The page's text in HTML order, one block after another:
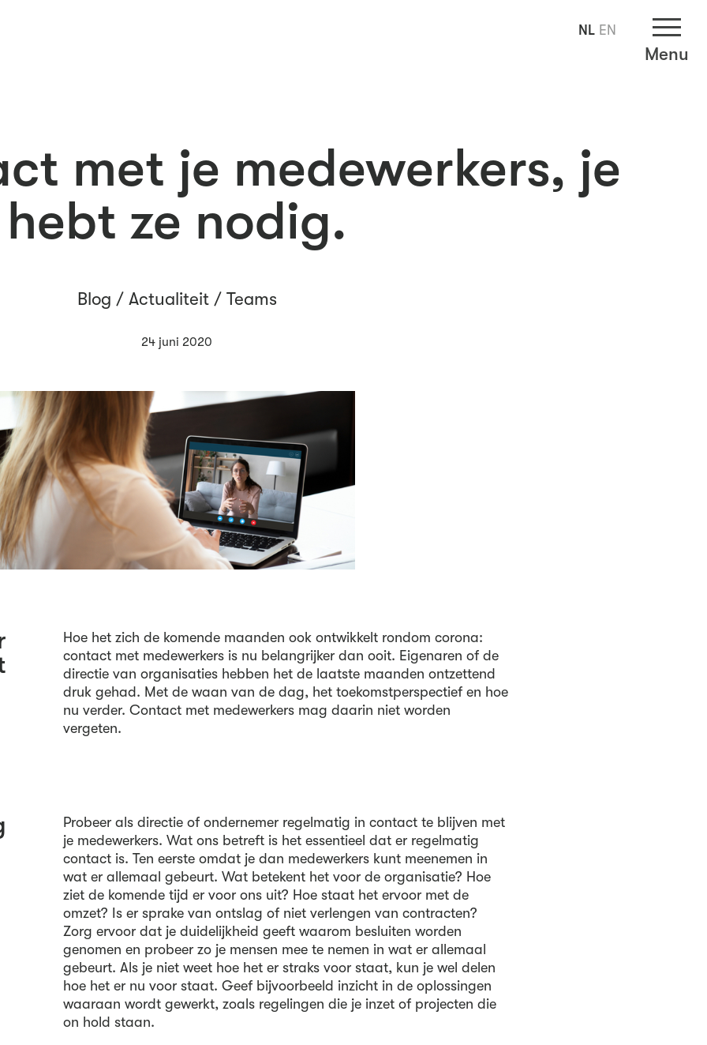
Menu
met je medewerkers, je
hebt ze nodig.
Blog / Actualiteit/ Teams
24 juni 2020
Hoe het zich de komende maanden ook ontwikkelt rondom corona:
contact met medewerkers is nu belangrijker dan ooit. Eigenaren of de
directie van organisaties hebben het de laatste maanden ontzettend
druk gehad. Met de waan van de dag, het toekomstperspectief en hoe
nu verder. Contact met medewerkers mag daarin niet worden
vergeten.
Probeer als directie of ondernemer regelmatig in contact te blijven met
je medewerkers. Wat ons betreft is het essentieel dat er regelmatig
contact is. Ten eerste omdat je dan medewerkers kunt meenemen in
wat er allemaal gebeurt. Wat betekent het voor de organisatie? Hoe
ziet de komende tijd er voor ons uit? Hoe staat het ervoor met de
omzet? Is er sprake van ontslag of niet verlengen van contracten?
Zorg ervoor dat je duidelijkheid geeft waarom besluiten worden
genomen en probeer zo je mensen mee te nemen in wat er allemaal
gebeurt. Als je niet weet hoe het er straks voor staat, kun je wel delen
hoe het er nu voor staat. Geef bijvoorbeeld inzicht in de oplossingen
waaraan wordt gewerkt, zoals regelingen die je inzet of projecten die
on hold staan.
NL EN